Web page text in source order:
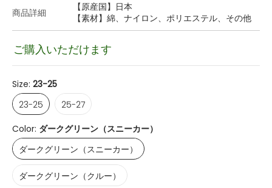
商品詳細
【原産国】日本
【素材】綿、ナイロン、ポリエステル、その他
ご購入いただけます
Size: 23-25
23-25
23-25
25-27
Color: ダークグリーン（スニーカー）
ダークグリーン（スニーカー）
ダークグリーン（スニーカー）
ダークグリーン（クルー）
ダークグリーン（クルー）